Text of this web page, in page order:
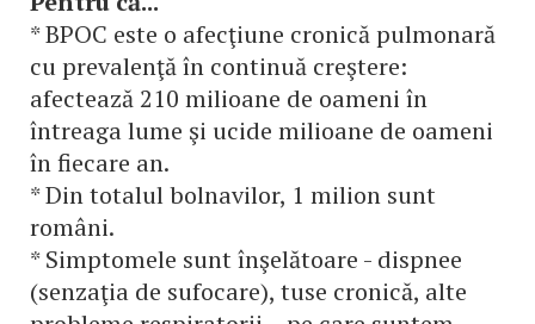
* BPOC este o afecţiune cronică pulmonară
cu prevalenţă în continuă creştere:
afectează 210 milioane de oameni în
întreaga lume şi ucide milioane de oameni
în fiecare an.
* Din totalul bolnavilor, 1 milion sunt
români.
* Simptomele sunt înşelătoare - dispnee
(senzaţia de sufocare), tuse cronică, alte